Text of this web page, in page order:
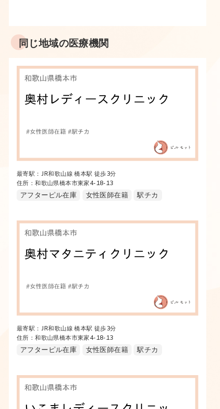
同じ地域の医療機関
最寄駅：JR和歌山線 橋本駅 徒歩3分
住所：和歌山県橋本市東家4-18-13
アフターピル在庫 女性医師在籍 駅チカ
最寄駅：JR和歌山線 橋本駅 徒歩3分
住所：和歌山県橋本市東家4-18-13
アフターピル在庫 女性医師在籍 駅チカ